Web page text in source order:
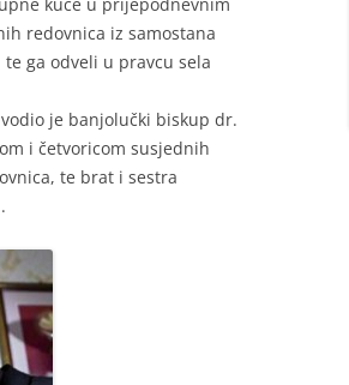
redovnica iz samostana
ga odveli u pravcu sela
je banjolučki biskup dr.
i četvoricom susjednih
te brat i sestra